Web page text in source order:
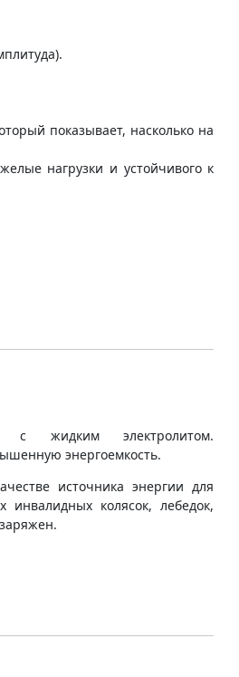
показывает, насколько на
нагрузки и устойчивого к
с жидким электролитом.
энергоемкость.
источника энергии для
инвалидных колясок, лебедок,